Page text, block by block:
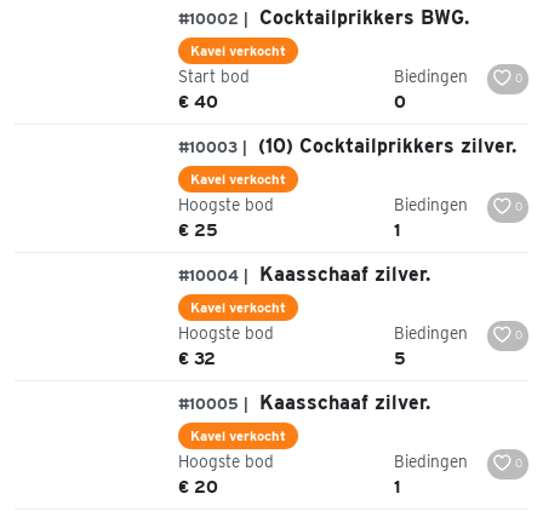
#10002 | Cocktailprikkers BWG.
Kavel verkocht
Start bod
€ 40
Biedingen
0
0
#10003 | (10) Cocktailprikkers zilver.
Kavel verkocht
Hoogste bod
€ 25
Biedingen
1
0
#10004 | Kaasschaaf zilver.
Kavel verkocht
Hoogste bod
€ 32
Biedingen
5
0
#10005 | Kaasschaaf zilver.
Kavel verkocht
Hoogste bod
€ 20
Biedingen
1
0